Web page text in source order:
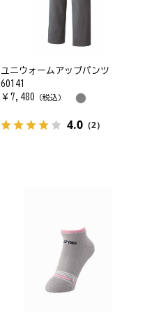
ユニウォームアップパンツ
60141
￥ 7,480 （税込）
4.0（2）